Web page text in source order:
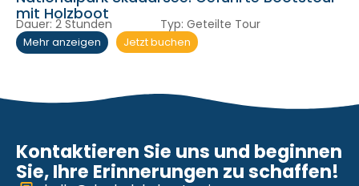
mit Holzboot
Dauer:2 Stunden Typ: Geteilte Tour
Mehr anzeigen Jetzt buchen
Kontaktieren Sie uns und beginnen
Sie, Ihre Erinnerungen zu schaffen!